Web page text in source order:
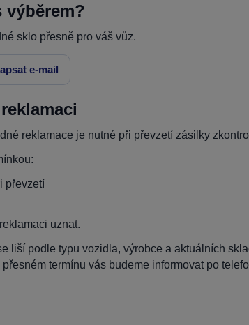
výběrem?
sklo přesně pro váš vůz.
e-mail
reklamace je nutné při převzetí zásilky
převzetí
uznat.
liší podle typu vozidla, výrobce a aktuálních
termínu vás budeme informovat po